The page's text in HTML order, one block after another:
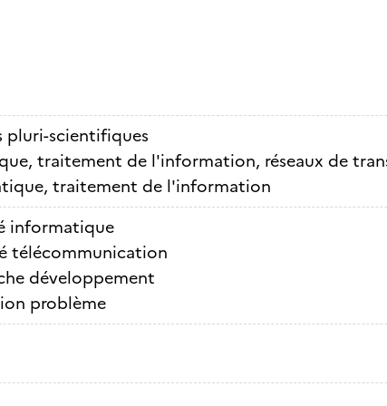
pluri-scientifiques
traitement de l'information, réseaux de
traitement de l'information
informatique
télécommunication
développement
problème